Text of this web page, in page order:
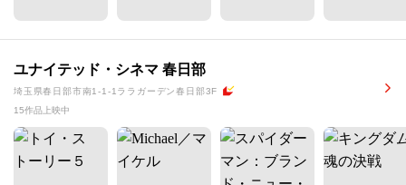
ユナイテッド・シネマ 春日部
埼玉県春日部市南1-1-1ララガーデン春日部3F
15作品上映中